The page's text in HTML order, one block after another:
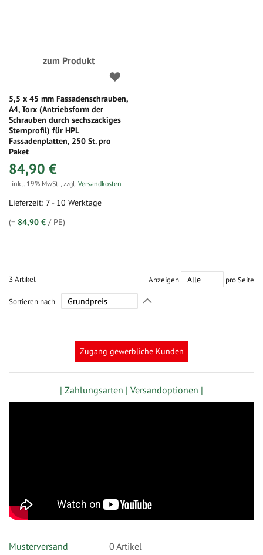
zum Produkt
5,5 x 45 mm Fassadenschrauben,
A4, Torx (Antriebsform der
Schrauben durch sechszackiges
Sternprofil) für HPL
Fassadenplatten, 250 St. pro
Paket
84,90 €
inkl. 19% MwSt., zzgl. Versandkosten
Lieferzeit: 7 - 10 Werktage
(= 84,90 € / PE)
3 Artikel Anzeigen pro Seite
Sortieren nach
Zugang gewerbliche Kunden
| Zahlungsarten | Versandoptionen |
Musterversand 0 Artikel